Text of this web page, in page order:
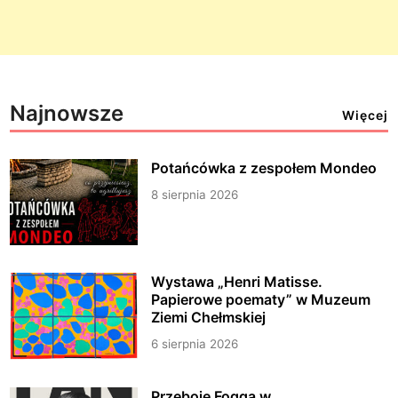
Najnowsze Więcej
Potańcówka z zespołem Mondeo
8 sierpnia 2026
Wystawa „Henri Matisse.
Papierowe poematy” w Muzeum
Ziemi Chełmskiej
6 sierpnia 2026